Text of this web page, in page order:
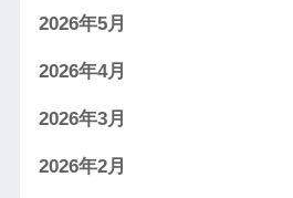
2026年5月
2026年4月
2026年3月
2026年2月